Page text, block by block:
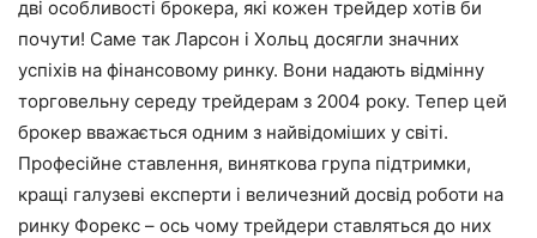
дві особливості брокера, які кожен трейдер хотів би
почути! Саме так Ларсон і Хольц досягли значних
успіхів на фінансовому ринку. Вони надають відмінну
торговельну середу трейдерам з 2004 року. Тепер цей
брокер вважається одним з найвідоміших у світі.
Професійне ставлення, виняткова група підтримки,
кращі галузеві експерти і величезний досвід роботи на
ринку Форекс – ось чому трейдери ставляться до них